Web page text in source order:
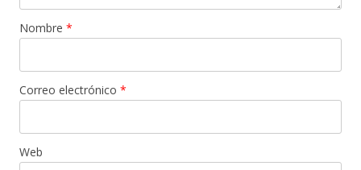
Nombre *
Correo electrónico *
Web